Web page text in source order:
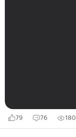
79 76 180